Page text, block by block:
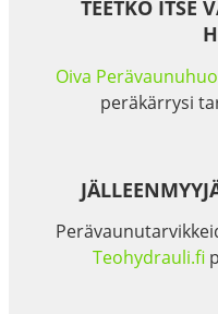
TEETKÖ ITSE
Oiva
peräkärrysi
Teohydrauli.fi